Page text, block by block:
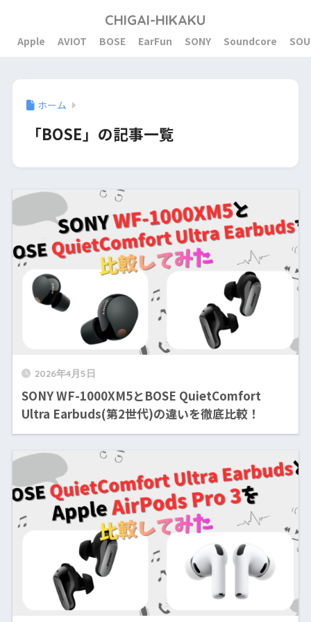
CHIGAI-HIKAKU
Apple AVIOT BOSE EarFun SONY Soundcore
ホーム
「BOSE」の記事一覧
2026年4月5日
SONY WF-1000XM5とBOSE QuietComfort
Ultra Earbuds(第2世代)の違いを徹底比較！